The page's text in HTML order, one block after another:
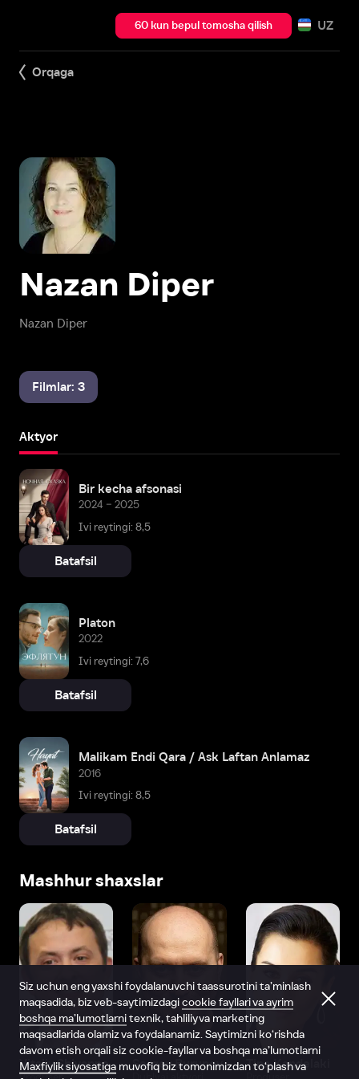
60 kun bepul tomosha qilish UZ
Orqaga
Nazan Diper
Nazan Diper
Filmlar: 3
Aktyor
Bir kecha afsonasi
2024 – 2025
Ivi reytingi: 8,5
Batafsil
Platon
2022
Ivi reytingi: 7,6
Batafsil
Malikam Endi Qara / Ask Laftan Anlamaz
2016
Ivi reytingi: 8,5
Batafsil
Mashhur shaxslar
Vitaliy Shlyappo Sergey Burunov Tina Kandelaki
Siz uchun eng yaxshi foydalanuvchi taassurotini ta’minlash
maqsadida, biz veb-saytimizdagicookie fayllari va ayrim
boshqa ma’lumotlarnitexnik, tahliliy va marketing
maqsadlarida olamiz va foydalanamiz. Saytimizni ko‘rishda
davom etish orqali siz cookie-fayllar va boshqa ma’lumotlarni
Maxfiylik siyosatiga muvofiq biz tomonimizdan to‘plash va